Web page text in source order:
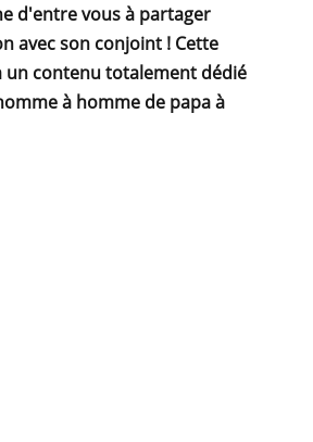
d'entre vous à partager
avec son conjoint ! Cette
un contenu totalement dédié
à homme de papa à